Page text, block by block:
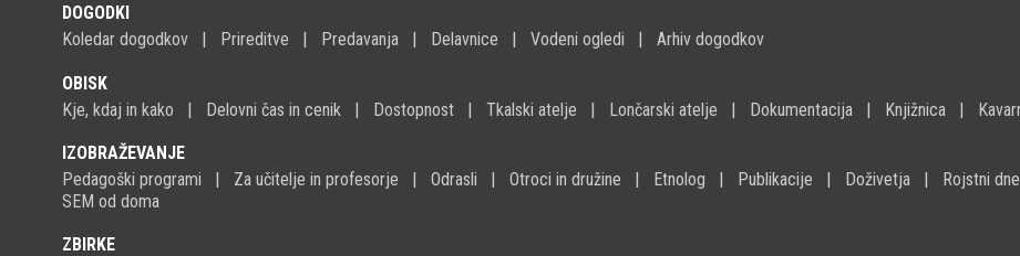
DOGODKI
Koledar dogodkov
Prireditve Predavanja Delavnice Vodeni ogledi Arhiv dogodkov
OBISK
Kje, kdaj in kako
Delovni čas in cenik Dostopnost Tkalski atelje Lončarski atelje Dokumentacija Knjižnica
IZOBRAŽEVANJE
Pedagoški programi
Za učitelje in profesorje Odrasli Otroci in družine Etnolog Publikacije Doživetja Rojstni
SEM od doma
ZBIRKE